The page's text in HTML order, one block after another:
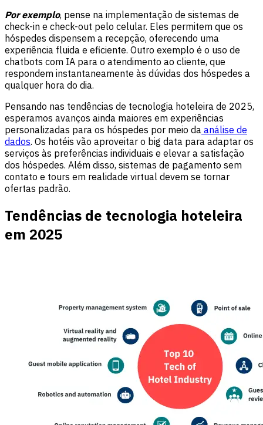
Por exemplo, pense na implementação de sistemas de
check-in e check-out pelo celular. Eles permitem que os
hóspedes dispensem a recepção, oferecendo uma
experiência fluida e eficiente. Outro exemplo é o uso de
chatbots com IA para o atendimento ao cliente, que
respondem instantaneamente às dúvidas dos hóspedes a
qualquer hora do dia.
Pensando nas tendências de tecnologia hoteleira de 2025,
esperamos avanços ainda maiores em experiências
personalizadas para os hóspedes por meio da análise de
dados. Os hotéis vão aproveitar o big data para adaptar os
serviços às preferências individuais e elevar a satisfação
dos hóspedes. Além disso, sistemas de pagamento sem
contato e tours em realidade virtual devem se tornar
ofertas padrão.
Tendências de tecnologia hoteleira
em 2025